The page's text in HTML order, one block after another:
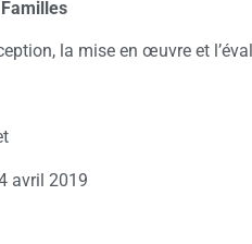
la mise en œuvre et
avril 2019